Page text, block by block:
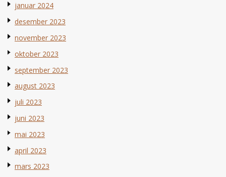
januar 2024
desember 2023
november 2023
oktober 2023
september 2023
august 2023
juli 2023
juni 2023
mai 2023
april 2023
mars 2023